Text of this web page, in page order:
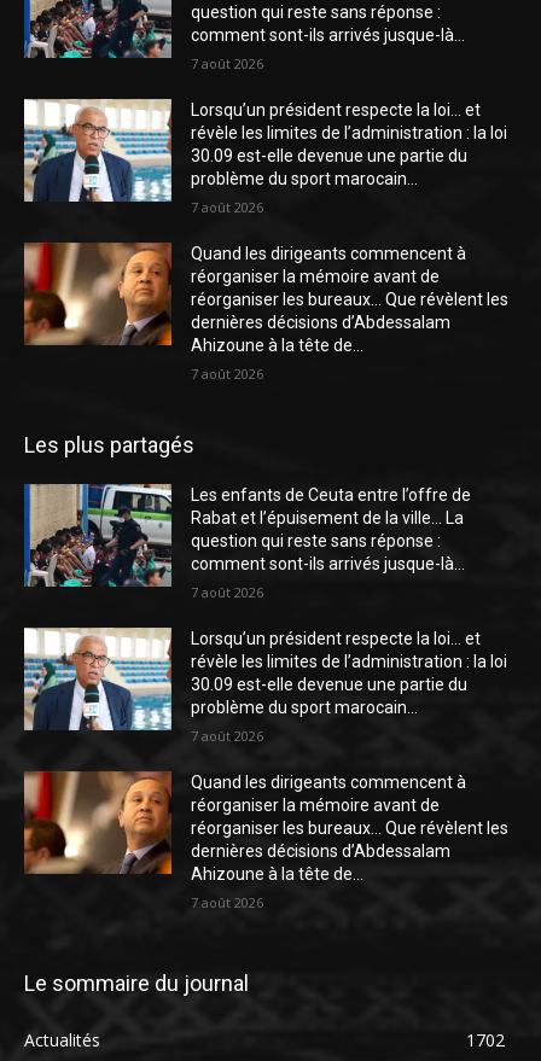
question qui reste sans réponse :
comment sont-ils arrivés jusque-là...
7 août 2026
Lorsqu’un président respecte la loi… et
révèle les limites de l’administration : la loi
30.09 est-elle devenue une partie du
problème du sport marocain...
7 août 2026
Quand les dirigeants commencent à
réorganiser la mémoire avant de
réorganiser les bureaux… Que révèlent les
dernières décisions d’Abdessalam
Ahizoune à la tête de...
7 août 2026
Les plus partagés
Les enfants de Ceuta entre l’offre de
Rabat et l’épuisement de la ville… La
question qui reste sans réponse :
comment sont-ils arrivés jusque-là...
7 août 2026
Lorsqu’un président respecte la loi… et
révèle les limites de l’administration : la loi
30.09 est-elle devenue une partie du
problème du sport marocain...
7 août 2026
Quand les dirigeants commencent à
réorganiser la mémoire avant de
réorganiser les bureaux… Que révèlent les
dernières décisions d’Abdessalam
Ahizoune à la tête de...
7 août 2026
Le sommaire du journal
Actualités
1702